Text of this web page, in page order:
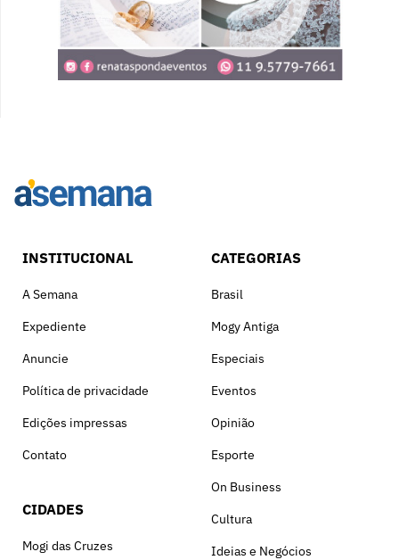
INSTITUCIONAL
A Semana
Expediente
Anuncie
Política de privacidade
Edições impressas
Contato
CIDADES
Mogi das Cruzes
CATEGORIAS
Brasil
Mogy Antiga
Especiais
Eventos
Opinião
Esporte
On Business
Cultura
Ideias e Negócios